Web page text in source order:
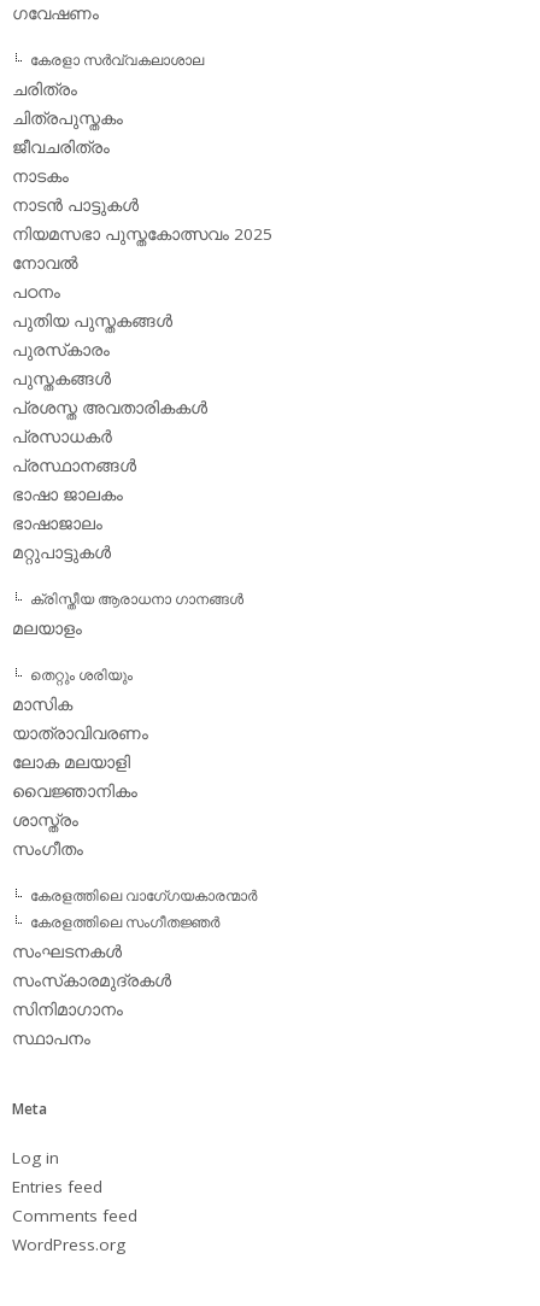
ഗവേഷണം
കേരളാ സര്‍വ്വകലാശാല
ചരിത്രം
ചിത്രപുസ്തകം
ജീവചരിത്രം
നാടകം
നാടന്‍ പാട്ടുകള്‍
നിയമസഭാ പുസ്തകോത്സവം 2025
നോവല്‍
പഠനം
പുതിയ പുസ്തകങ്ങള്‍
പുരസ്‌കാരം
പുസ്തകങ്ങള്‍
പ്രശസ്ത അവതാരികകള്‍
പ്രസാധകര്‍
പ്രസ്ഥാനങ്ങള്‍
ഭാഷാ ജാലകം
ഭാഷാജാലം
മറ്റുപാട്ടുകള്‍
ക്രിസ്തീയ ആരാധനാ ഗാനങ്ങള്‍
മലയാളം
തെറ്റും ശരിയും
മാസിക
യാത്രാവിവരണം
ലോക മലയാളി
വൈജ്ഞാനികം
ശാസ്ത്രം
സംഗീതം
കേരളത്തിലെ വാഗേ്ഗയകാരന്മാര്‍
കേരളത്തിലെ സംഗീതജ്ഞര്‍
സംഘടനകള്‍
സംസ്‌കാരമുദ്രകള്‍
സിനിമാഗാനം
സ്ഥാപനം
Meta
Log in
Entries feed
Comments feed
WordPress.org